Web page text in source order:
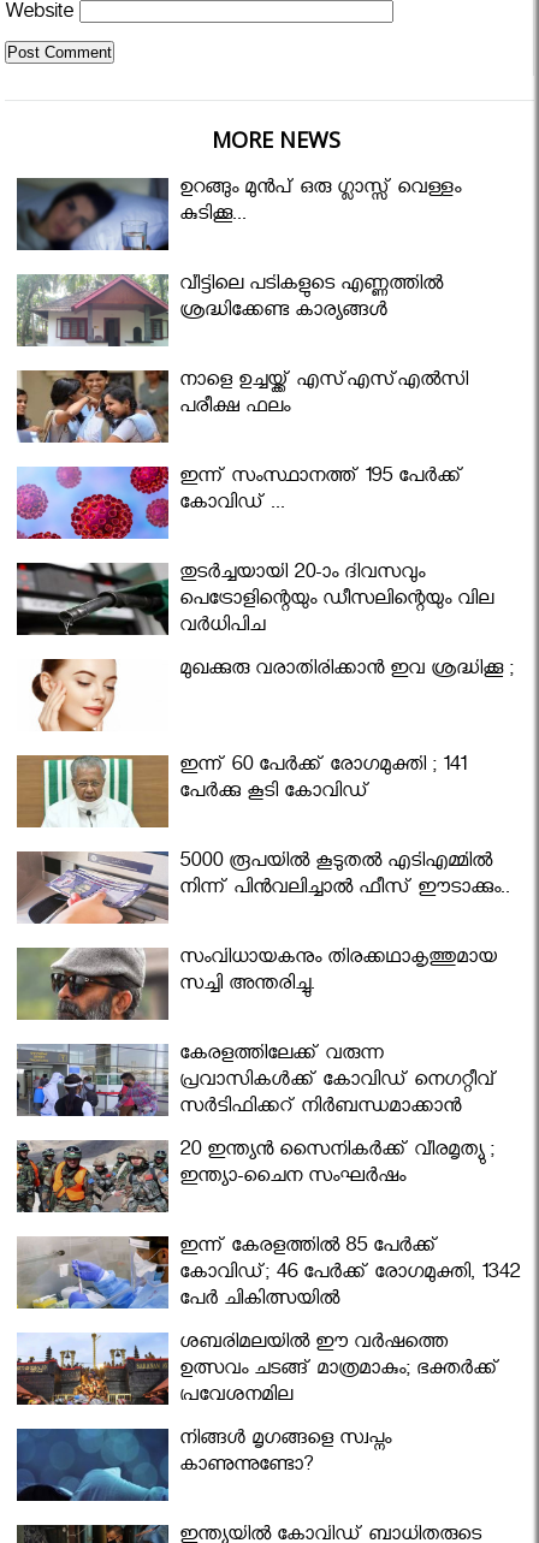
Website
MORE NEWS
ഉറങ്ങും മുന്‍പ് ഒരു ഗ്ലാസ്സ് വെള്ളം
കുടിക്കൂ...
വീട്ടിലെ പടികളുടെ എണ്ണത്തിൽ
ശ്രദ്ധിക്കേണ്ട കാര്യങ്ങൾ
നാളെ ഉച്ചയ്ക്ക് എസ്എസ്എല്‍സി
പരീക്ഷ ഫലം
ഇന്ന് സംസ്ഥാനത്ത് 195 പേര്‍ക്ക്
കോവിഡ് ...
തുടർച്ചയായി 20-ാം ദിവസവും
പെട്രോളിന്റെയും ഡീസലിന്റെയും വില
വര്‍ധിപ്പിച്ചു
മുഖക്കുരു വരാതിരിക്കാന്‍ ഇവ ശ്രദ്ധിക്കൂ ;
ഇന്ന് 60 പേർക്ക് രോഗമുക്തി ; 141
പേര്‍ക്കു കൂടി കോവിഡ്
5000 രൂപയിൽ കൂടുതൽ എടിഎമ്മിൽ
നിന്ന് പിൻവലിച്ചാൽ ഫീസ് ഈടാക്കും..
സംവിധായകനും തിരക്കഥാകൃത്തുമായ
സച്ചി അന്തരിച്ചു.
കേരളത്തിലേക്ക് വരുന്ന
പ്രവാസികള്‍ക്ക് കോവിഡ് നെഗറ്റീവ്
സര്‍ട്ടിഫിക്കറ്റ് നിർബന്ധമാക്കാൻ
മന്ത്രിസഭ
20 ഇന്ത്യൻ സൈനികർക്ക് വീരമൃത്യു ;
ഇന്ത്യാ-ചൈന സംഘർഷം
ഇന്ന് കേരളത്തിൽ 85 പേർക്ക്
കോവിഡ്; 46 പേർക്ക് രോഗമുക്തി, 1342
പേർ ചികിത്സയിൽ
ശബരിമലയില്‍ ഈ വർഷത്തെ
ഉത്സവം ചടങ്ങ് മാത്രമാകും; ഭക്തർക്ക്
പ്രവേശനമില്ല
നിങ്ങള്‍ മൃഗങ്ങളെ സ്വപ്നം
കാണുന്നുണ്ടോ?